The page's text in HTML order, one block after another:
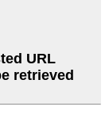
Swahili
Tajik
Telugu